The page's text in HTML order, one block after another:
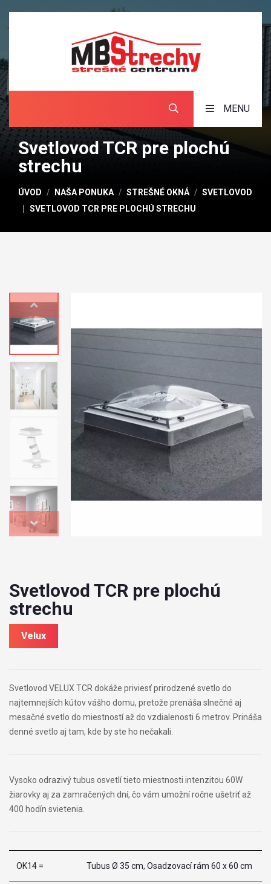
MENU
Svetlovod TCR pre plochú
strechu
ÚVOD NAŠA PONUKA STREŠNÉ OKNÁ
SVETLOVOD
SVETLOVOD TCR PRE PLOCHÚ STRECHU
Svetlovod TCR pre plochú
strechu
Velux
Svetlovod VELUX TCR dokáže priviesť prirodzené svetlo do
najtemnejších kútov vášho domu, pretože prenáša slnečné aj
mesačné svetlo do miestností až do vzdialenosti 6 metrov. Prináša
denné svetlo aj tam, kde by ste ho nečakali.
Vysoko odrazivý tubus osvetlí tieto miestnosti intenzitou 60W
žiarovky aj za zamračených dní, čo vám umožní ročne ušetriť až
400 hodín svietenia.
OK14 = Tubus Ø 35 cm, Osadzovací rám 60 x 60 cm